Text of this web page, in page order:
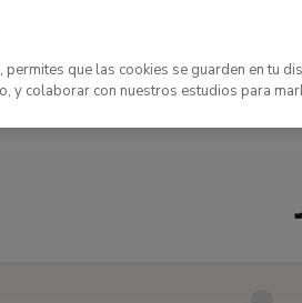
permites que las cookies se guarden en tu
y colaborar con nuestros estudios para